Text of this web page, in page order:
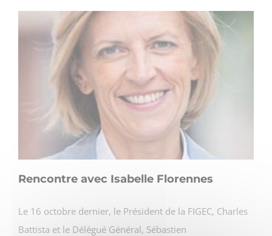
Rencontre avec Isabelle Florennes
Le 16 octobre dernier, le Président de la FIGEC, Charles
Battista et le Délégué Général, Sébastien